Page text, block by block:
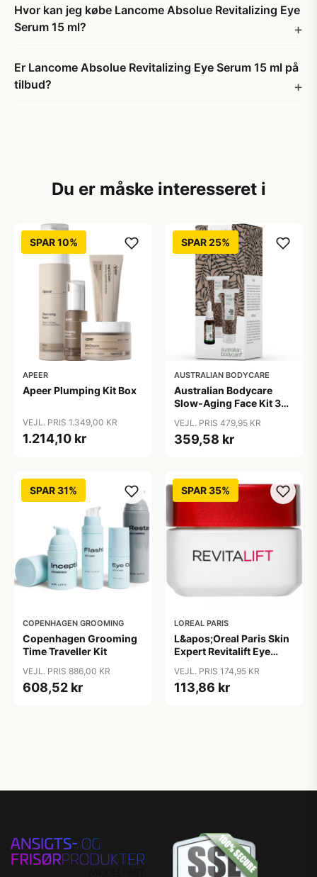
Hvor kan jeg købe Lancome Absolue Revitalizing Eye
Serum 15 ml?
Er Lancome Absolue Revitalizing Eye Serum 15 ml på
tilbud?
Du er måske interesseret i
SPAR 10%
APEER
Apeer Plumping Kit Box
VEJL. PRIS 1.349,00 KR
1.214,10 kr
SPAR 25%
AUSTRALIAN BODYCARE
Australian Bodycare
Slow-Aging Face Kit 330
VEJL. PRIS 479,95 KR
359,58 kr
SPAR 31%
COPENHAGEN GROOMING
Copenhagen Grooming
Time Traveller Kit
VEJL. PRIS 886,00 KR
608,52 kr
SPAR 35%
LOREAL PARIS
L&apos;Oreal Paris Skin
Expert Revitalift Eye
VEJL. PRIS 174,95 KR
113,86 kr